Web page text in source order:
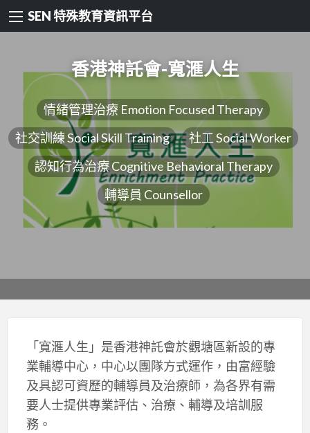
SEN 特殊教育資訊平台
香港神託會-寬滙人生
情緒管理治療 Emotion Focused Therapy
社交訓練 Social Skill Training
社工 Social Worker
認知行為治療 Cognitive Behavioral Therapy
輔導員 Counsellor
「寬滙人生」是香港神託會於觀塘區新設的專
業輔導中心，中心以團隊方式運作，由富經驗
及具認可資歷的輔導員及治療師，為各界有需
要人士提供專業評估、治療、輔導及培訓服
務。